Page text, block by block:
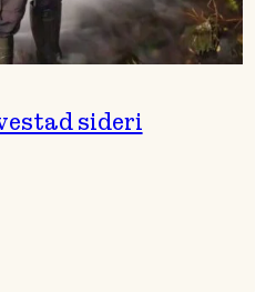
sideri